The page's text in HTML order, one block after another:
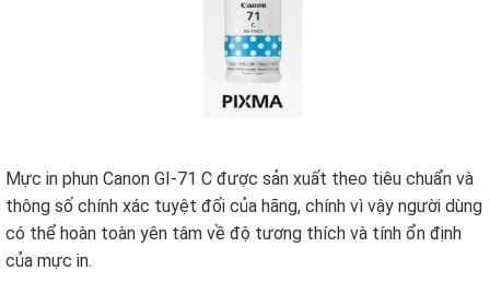
Mực in phun Canon GI-71 C được sản xuất theo tiêu chuẩn và
thông số chính xác tuyệt đối của hãng, chính vì vậy người dùng
có thể hoàn toàn yên tâm về độ tương thích và tính ổn định
của mực in.